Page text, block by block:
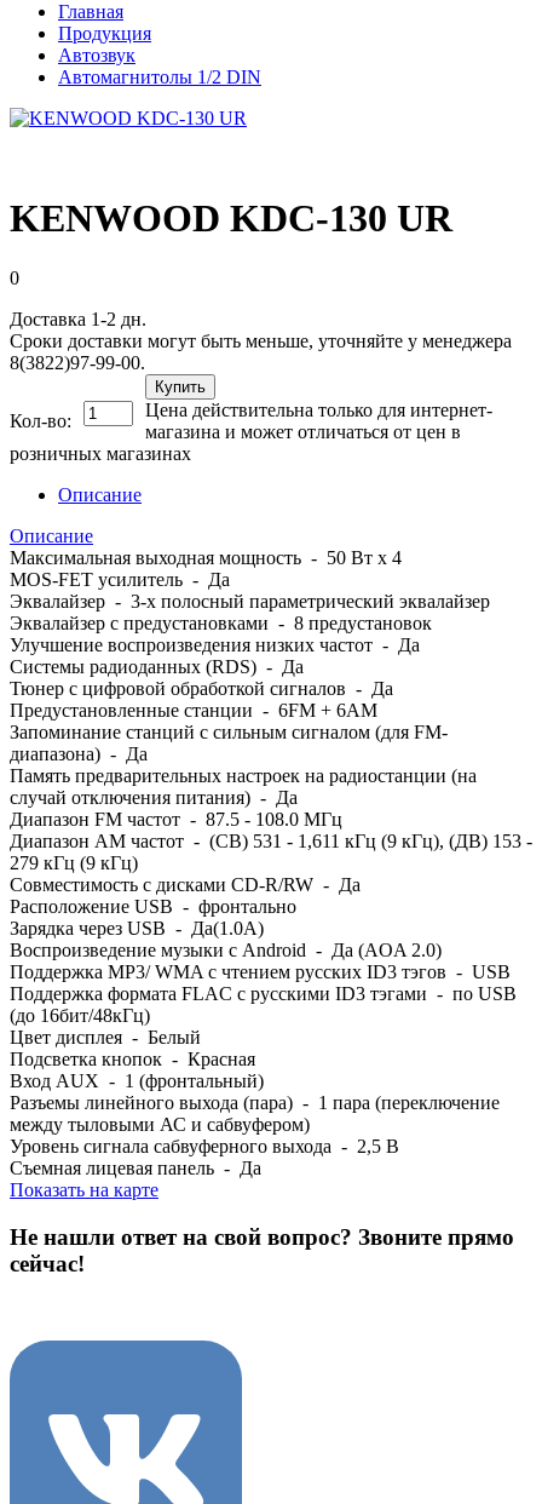
Главная
Продукция
Автозвук
Автомагнитолы 1/2 DIN
KENWOOD KDC-130 UR
0
Доставка 1-2 дн.
Сроки доставки могут быть меньше, уточняйте у менеджера
8(3822)97-99-00.
Кол-во:
Купить
Цена действительна только для интернет-
магазина и может отличаться от цен в
розничных магазинах
Описание
Описание
Максимальная выходная мощность - 50 Вт x 4
MOS-FET усилитель - Да
Эквалайзер - 3-х полосный параметрический эквалайзер
Эквалайзер с предустановками - 8 предустановок
Улучшение воспроизведения низких частот - Да
Системы радиоданных (RDS) - Да
Тюнер с цифровой обработкой сигналов - Да
Предустановленные станции - 6FM + 6AM
Запоминание станций с сильным сигналом (для FM-
диапазона) - Да
Память предварительных настроек на радиостанции (на
случай отключения питания) - Да
Диапазон FM частот - 87.5 - 108.0 МГц
Диапазон AM частот - (СВ) 531 - 1,611 кГц (9 кГц), (ДВ) 153 -
279 кГц (9 кГц)
Совместимость с дисками CD-R/RW - Да
Расположение USB - фронтально
Зарядка через USB - Да(1.0A)
Воспроизведение музыки с Android - Да (AOA 2.0)
Поддержка MP3/ WMA c чтением русских ID3 тэгов - USB
Поддержка формата FLAC с русскими ID3 тэгами - по USB
(до 16бит/48кГц)
Цвет дисплея - Белый
Подсветка кнопок - Красная
Вход AUX - 1 (фронтальный)
Разъемы линейного выхода (пара) - 1 пара (переключение
между тыловыми АС и сабвуфером)
Уровень сигнала сабвуферного выхода - 2,5 В
Съемная лицевая панель - Да
Показать на карте
Не нашли ответ на свой вопрос? Звоните прямо
сейчас!